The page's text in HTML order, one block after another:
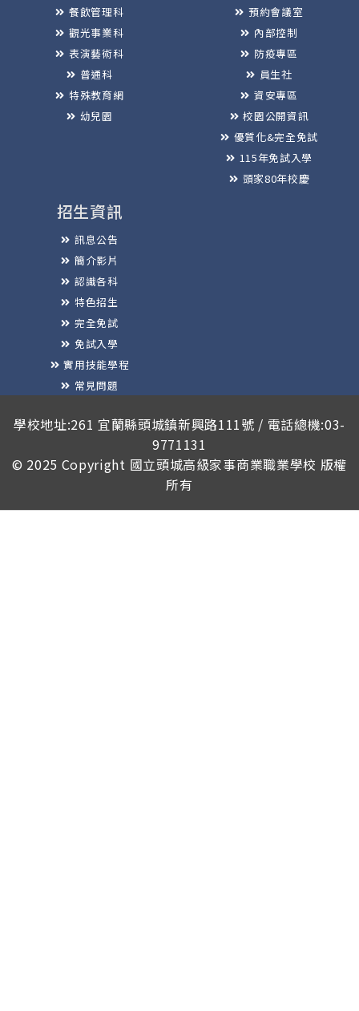
餐飲管理科
觀光事業科
表演藝術科
普通科
特殊教育網
幼兒園
預約會議室
內部控制
防疫專區
員生社
資安專區
校園公開資訊
優質化&完全免試
115年免試入學
頭家80年校慶
招生資訊
訊息公告
簡介影片
認識各科
特色招生
完全免試
免試入學
實用技能學程
常見問題
學校地址:261 宜蘭縣頭城鎮新興路111號 / 電話總機:03-
9771131
© 2025 Copyright 國立頭城高級家事商業職業學校 版權
所有